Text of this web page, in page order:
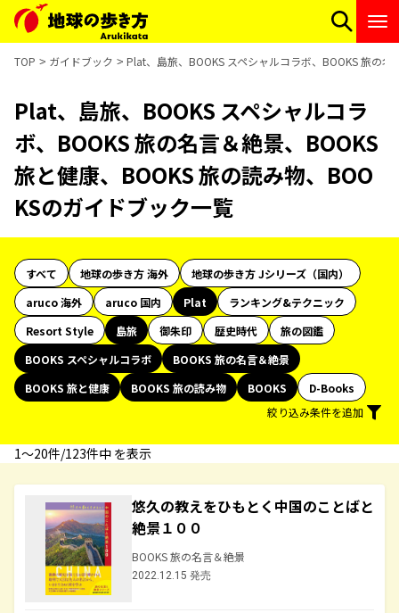
TOP ガイドブック Plat、島旅、BOOKS スペシャルコラボ、BOOKS 旅の
Plat、島旅、BOOKS スペシャルコラ
ボ、BOOKS 旅の名言＆絶景、BOOKS
旅と健康、BOOKS 旅の読み物、BOO
KSのガイドブック一覧
すべて 地球の歩き方 海外
地球の歩き方 Jシリーズ（国内）
aruco 海外
aruco 国内 Plat
ランキング&テクニック
Resort Style
島旅 御朱印 歴史時代
旅の図鑑
BOOKS スペシャルコラボ
BOOKS 旅の名言＆絶景
BOOKS 旅と健康
BOOKS 旅の読み物 BOOKS
D-Books
絞り込み条件を追加
1〜20件/123件中 を表示
悠久の教えをひもとく中国のことばと
絶景１００
BOOKS 旅の名言＆絶景
2022.12.15 発売